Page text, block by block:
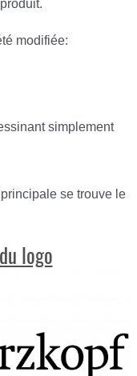
modifiée:
simplement
se trouve le
logo